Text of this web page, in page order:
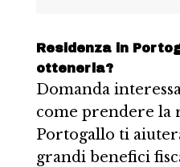
Residenza in
ottenerla?
Domanda
come prendere la
Portogallo ti
grandi benefici